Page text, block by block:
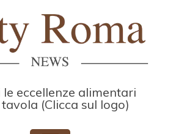
le eccellenze alimentari
(Clicca sul logo)